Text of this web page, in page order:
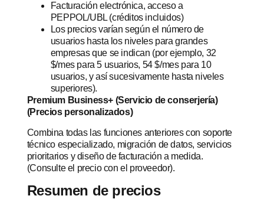
Facturación electrónica, acceso a
PEPPOL/UBL (créditos incluidos)
Los precios varían según el número de
usuarios hasta los niveles para grandes
empresas que se indican (por ejemplo, 32
$/mes para 5 usuarios, 54 $/mes para 10
usuarios, y así sucesivamente hasta niveles
superiores).
Premium Business+ (Servicio de conserjería)
(Precios personalizados)
Combina todas las funciones anteriores con soporte
técnico especializado, migración de datos, servicios
prioritarios y diseño de facturación a medida.
(Consulte el precio con el proveedor).
Resumen de precios